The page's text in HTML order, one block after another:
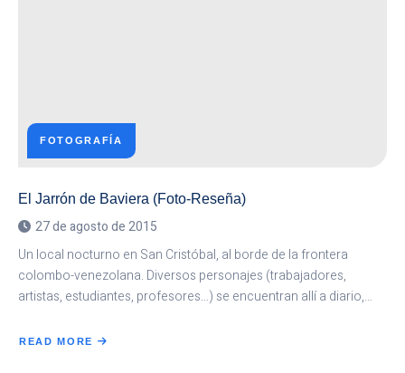
FOTOGRAFÍA
El Jarrón de Baviera (Foto-Reseña)
27 de agosto de 2015
Un local nocturno en San Cristóbal, al borde de la frontera
colombo-venezolana. Diversos personajes (trabajadores,
artistas, estudiantes, profesores…) se encuentran allí a diario,…
READ MORE
ABOUT